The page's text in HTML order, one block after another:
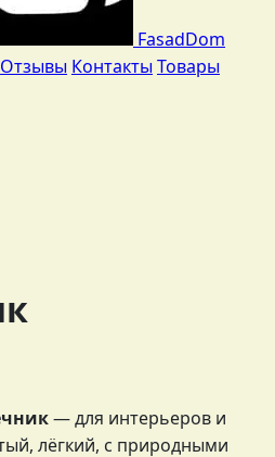
FasadDom
Отзывы Контакты Товары
— для интерьеров и
лёгкий, с природными